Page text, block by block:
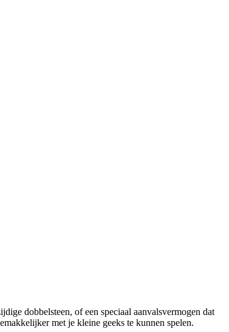
dobbelsteen, of een speciaal aanvalsvermogen dat
met je kleine geeks te kunnen spelen.